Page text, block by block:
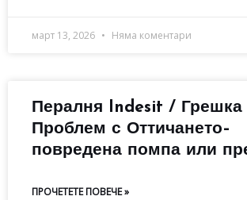
март 13, 2026 Няма коментари
Пералня Indesit /
Проблем с Оттичането–
повредена помпа или
ПРОЧЕТЕТЕ ПОВЕЧЕ »